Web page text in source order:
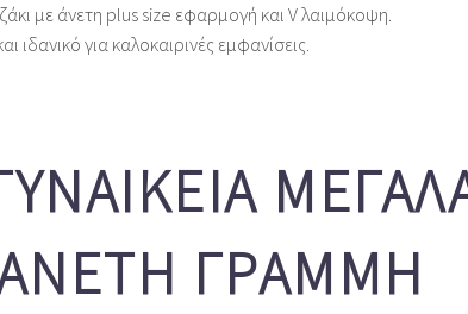
με άνετη plus size εφαρμογή και V λαιμόκοψη.
για καλοκαιρινές εμφανίσεις.
ΓΡΑΜΜΉ